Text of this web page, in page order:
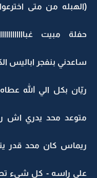
(الهبله من متى
حفلة مبيت
ساعدني بنفجر اباليس
ريّان بكل الي الله
متوعد محد يدري اش
ريماس كان محد قدر
على راسه - كل شيء